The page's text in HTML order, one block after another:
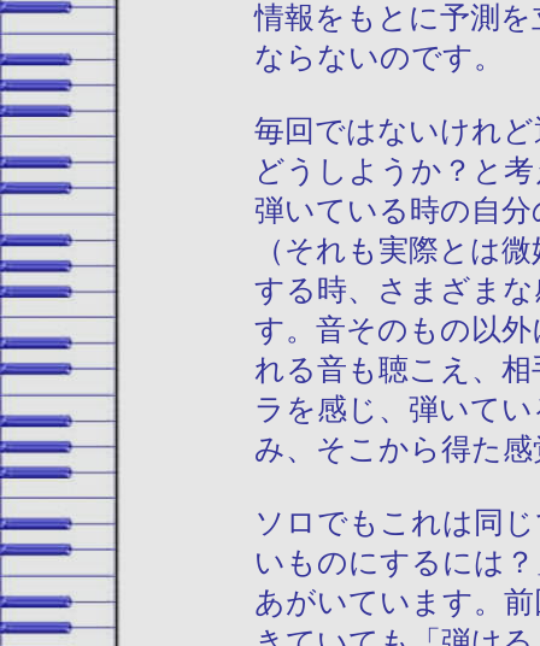
情報をもとに予測
ならないのです。
毎回ではないけれ
どうしようか？と
弾いている時の自
（それも実際とは
する時、さまざま
す。音そのもの以
れる音も聴こえ、
ラを感じ、弾いて
み、そこから得た
ソロでもこれは同
いものにするには
あがいています。